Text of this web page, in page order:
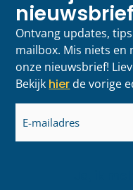
nieuwsbrief
Ontvang updates,
mailbox. Mis niets en
onze nieuwsbrief!
Bekijk hier de vorige
E-
mailadres
(Vereist)